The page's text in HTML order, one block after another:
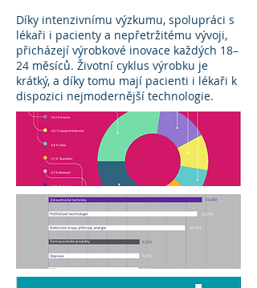
Díky intenzivnímu výzkumu, spolupráci s
lékaři i pacienty a nepřetržitému vývoji,
přicházejí výrobkové inovace každých 18–
24 měsíců. Životní cyklus výrobku je
krátký, a díky tomu mají pacienti i lékaři k
dispozici nejmodernější technologie.